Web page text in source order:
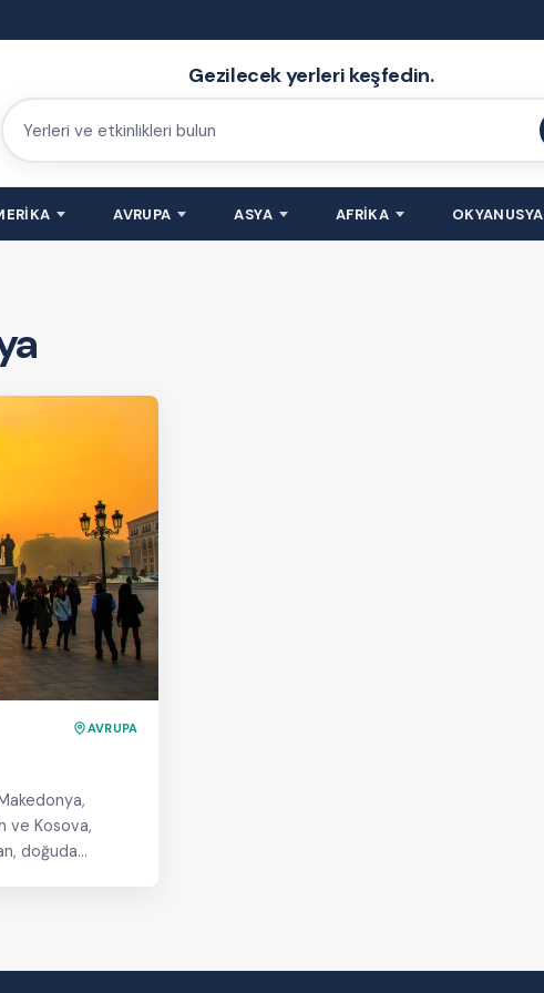
Gezilecek yerleri keşfedin.
Yerleri
AVRUPA ASYA AFRİKA OKYANUSYA
AVRUPA
ve Kosova,
doğuda